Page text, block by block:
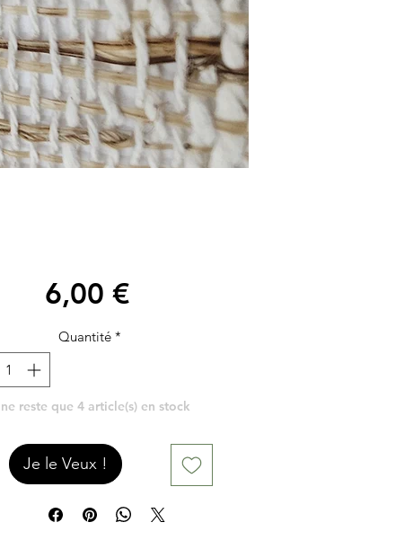
6,00 €
Quantité *
reste que 4 article(s) en stock
Je le Veux !